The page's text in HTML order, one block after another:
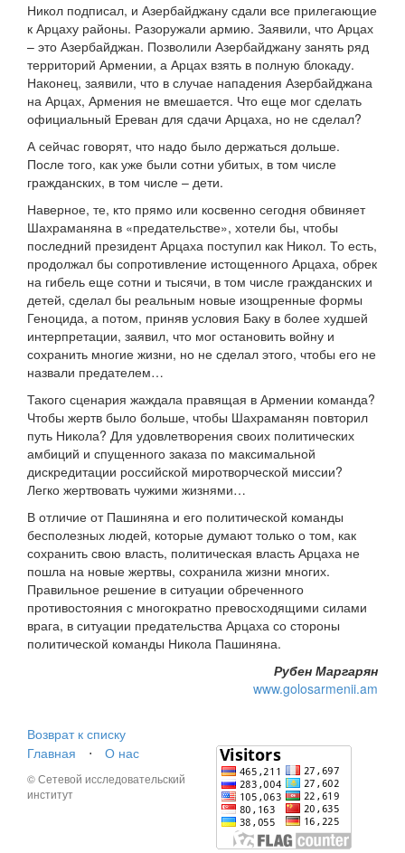
Никол подписал, и Азербайджану сдали все прилегающие
к Арцаху районы. Разоружали армию. Заявили, что Арцах
– это Азербайджан. Позволили Азербайджану занять ряд
территорий Армении, а Арцах взять в полную блокаду.
Наконец, заявили, что в случае нападения Азербайджана
на Арцах, Армения не вмешается. Что еще мог сделать
официальный Ереван для сдачи Арцаха, но не сделал?
А сейчас говорят, что надо было держаться дольше.
После того, как уже были сотни убитых, в том числе
гражданских, в том числе – дети.
Наверное, те, кто прямо или косвенно сегодня обвиняет
Шахраманяна в «предательстве», хотели бы, чтобы
последний президент Арцаха поступил как Никол. То есть,
продолжал бы сопротивление истощенного Арцаха, обрек
на гибель еще сотни и тысячи, в том числе гражданских и
детей, сделал бы реальным новые изощренные формы
Геноцида, а потом, приняв условия Баку в более худшей
интерпретации, заявил, что мог остановить войну и
сохранить многие жизни, но не сделал этого, чтобы его не
назвали предателем…
Такого сценария жаждала правящая в Армении команда?
Чтобы жертв было больше, чтобы Шахраманян повторил
путь Никола? Для удовлетворения своих политических
амбиций и спущенного заказа по максимальной
дискредитации российской миротворческой миссии?
Легко жертвовать чужими жизнями…
В отличие от Пашиняна и его политической команды
бесполезных людей, которые думают только о том, как
сохранить свою власть, политическая власть Арцаха не
пошла на новые жертвы, сохранила жизни многих.
Правильное решение в ситуации обреченного
противостояния с многократно превосходящими силами
врага, в ситуации предательства Арцаха со стороны
политической команды Никола Пашиняна.
Рубен Маргарян
www.golosarmenii.am
Возврат к списку
Главная
⋅ О нас
© Сетевой исследовательский
институт